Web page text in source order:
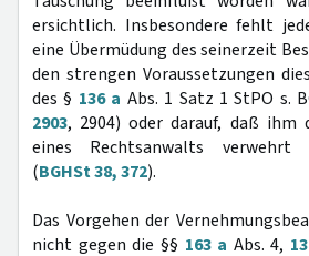
ersichtlich. Insbesondere fehlt
eine Übermüdung des seinerzeit
den strengen Voraussetzungen
des § 136 a Abs. 1 Satz 1 StPO s.
2903, 2904) oder darauf, daß ihm
eines Rechtsanwalts verwehrt
(BGHSt 38, 372).
Das Vorgehen der
nicht gegen die §§ 163 a Abs. 4,